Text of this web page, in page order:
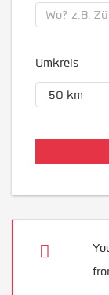
Umkreis